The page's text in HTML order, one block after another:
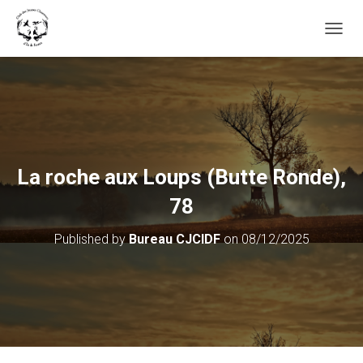
La roche aux Loups (Butte Ronde),
78
Published byBureau CJCIDFon08/12/2025